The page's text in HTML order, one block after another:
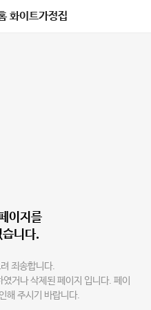
화이트가정집
이지를
습니다.
죄송합니다.
거나 삭제된 페이지 입니다. 페이
해 주시기 바랍니다.